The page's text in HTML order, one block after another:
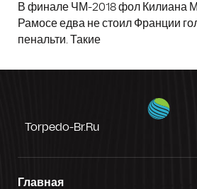
В финале ЧМ-2018 фол Килиана
Рамосе едва не стоил Франции
пенальти. Такие
Torpedo-Br.ru
Главная